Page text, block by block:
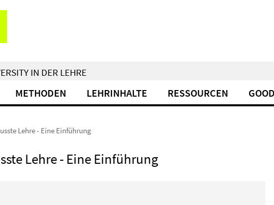
IN DER LEHRE
METHODEN LEHRINHALTE RESSOURCEN
Lehre - Eine Einführung
Lehre - Eine Einführung